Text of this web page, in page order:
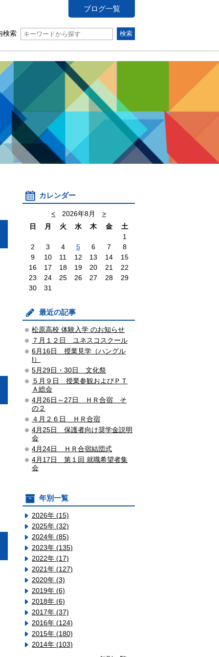
ブログ一覧
検索
カレンダー
< 2026年8月
>
日
月 火 水 木 金
土
1
2
3 4 5 6 7
8
9
10 11 12 13 14
15
16
17 18 19 20 21
22
23
24 25 26 27 28
29
30
31
最近の記事
松原高校 体験入学 のお知らせ
７月１２日 ユネスコスクール
6月16日 授業見学（ハングル
Ⅰ）
5月29日・30日 文化祭
５月９日 授業参観およびＰＴ
Ａ総会
4月26日～27日 ＨＲ合宿 そ
の２
４月２６日 ＨＲ合宿
4月25日 保護者向け奨学金説明
会
4月24日 ＨＲ合宿結団式
4月17日 第１回 就職希望者集
会
年別一覧
2026年 (15)
2025年 (32)
2024年 (85)
2023年 (135)
2022年 (17)
2021年 (127)
2020年 (3)
2019年 (6)
2018年 (6)
2017年 (37)
2016年 (124)
2015年 (180)
2014年 (103)